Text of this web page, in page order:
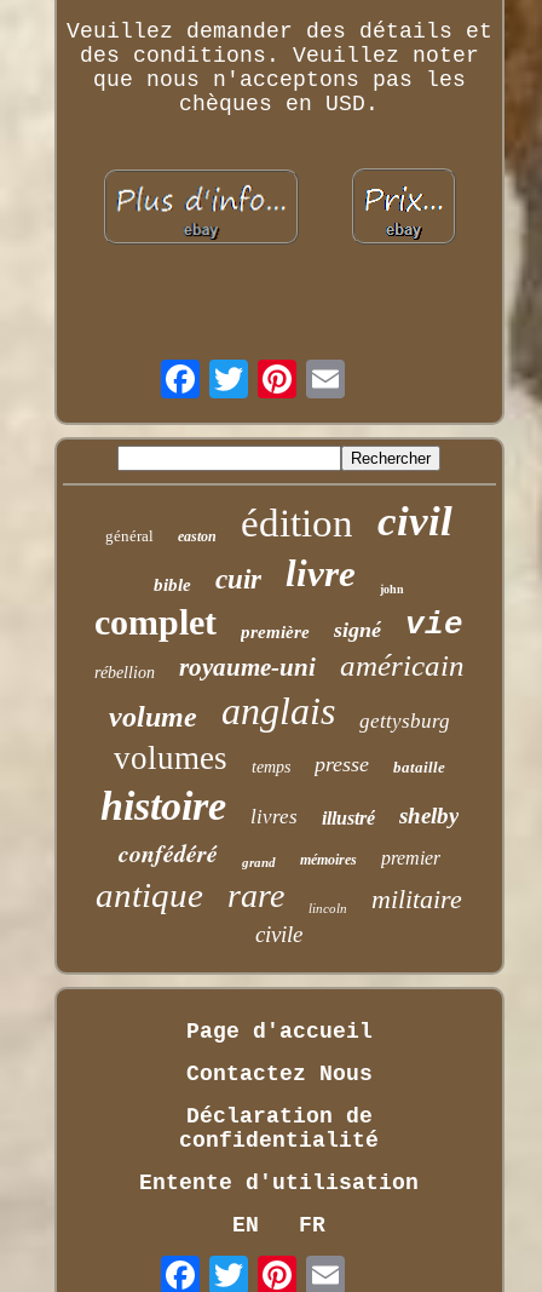
Veuillez demander des détails et
des conditions. Veuillez noter
que nous n'acceptons pas les
chèques en USD.
général easton édition civil
bible cuir livre john
complet première signé vie
rébellion royaume-uni américain
volume anglais gettysburg
volumes temps presse bataille
histoire livres illustré shelby
confédéré grand mémoires premier
antique rare lincoln militaire
civile
Page d'accueil
Contactez Nous
Déclaration de
confidentialité
Entente d'utilisation
EN
FR